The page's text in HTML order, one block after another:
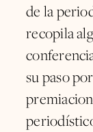
de la
recopila
su paso